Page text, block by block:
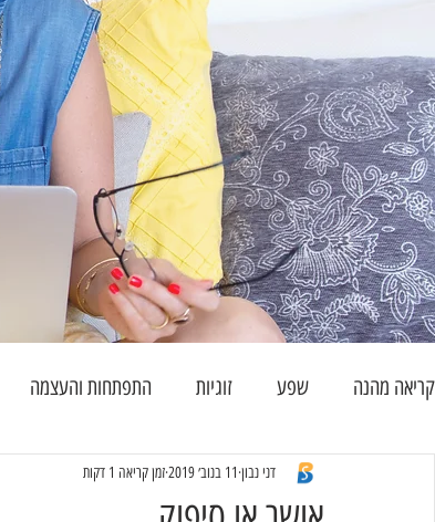
קריאה מהנה שפע זוגיות התפתחות והעצמה
דני נבון 11 בנוב׳ 2019 זמן קריאה 1 דקות